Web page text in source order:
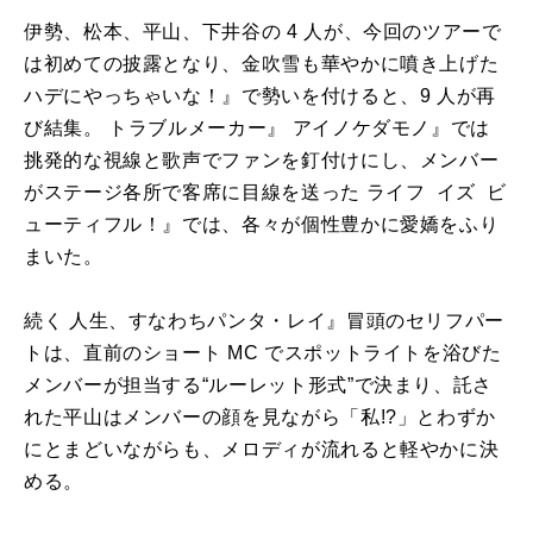
伊勢、松本、平山、下井谷の 4 人が、今回のツアーで
は初めての披露となり、金吹雪も華やかに噴き上げた
ハデにやっちゃいな！』で勢いを付けると、9 人が再
び結集。 トラブルメーカー』 アイノケダモノ』では
挑発的な視線と歌声でファンを釘付けにし、メンバー
がステージ各所で客席に目線を送った ライフ イズ ビ
ューティフル！』では、各々が個性豊かに愛嬌をふり
まいた。
続く 人生、すなわちパンタ・レイ』冒頭のセリフパー
トは、直前のショート MC でスポットライトを浴びた
メンバーが担当する“ルーレット形式”で決まり、託さ
れた平山はメンバーの顔を見ながら「私!?」とわずか
にとまどいながらも、メロディが流れると軽やかに決
める。